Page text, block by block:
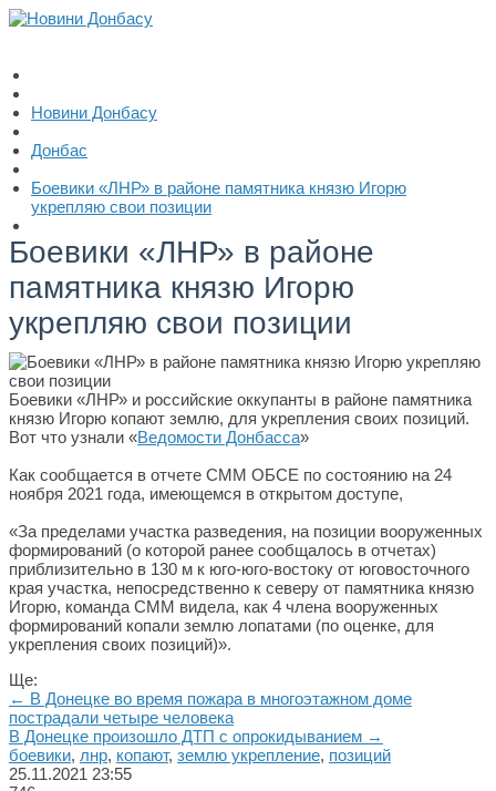
Новини Донбасу
Донбас
Боевики «ЛНР» в районе памятника князю Игорю
укрепляю свои позиции
Боевики «ЛНР» в районе
памятника князю Игорю
укрепляю свои позиции
Боевики «ЛНР» и российские оккупанты в районе памятника
князю Игорю копают землю, для укрепления своих позиций.
Вот что узнали «Ведомости Донбасса»
Как сообщается в отчете СММ ОБСЕ по состоянию на 24
ноября 2021 года, имеющемся в открытом доступе,
«За пределами участка разведения, на позиции вооруженных
формирований (о которой ранее сообщалось в отчетах)
приблизительно в 130 м к юго-юго-востоку от юговосточного
края участка, непосредственно к северу от памятника князю
Игорю, команда СММ видела, как 4 члена вооруженных
формирований копали землю лопатами (по оценке, для
укрепления своих позиций)».
Ще:
← В Донецке во время пожара в многоэтажном доме
пострадали четыре человека
В Донецке произошло ДТП с опрокидыванием →
боевики, лнр, копают, землю укрепление, позиций
25.11.2021 23:55